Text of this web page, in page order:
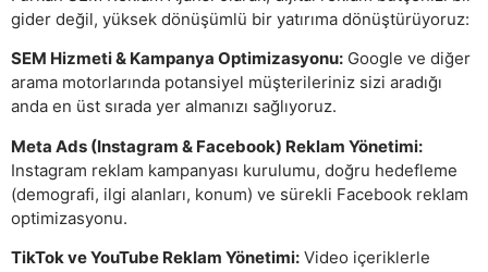
gider değil, yüksek dönüşümlü bir yatırıma dönüştürüyoruz:
SEM Hizmeti & Kampanya Optimizasyonu: Google ve diğer
arama motorlarında potansiyel müşterileriniz sizi aradığı
anda en üst sırada yer almanızı sağlıyoruz.
Meta Ads (Instagram & Facebook) Reklam Yönetimi:
Instagram reklam kampanyası kurulumu, doğru hedefleme
(demografi, ilgi alanları, konum) ve sürekli Facebook reklam
optimizasyonu.
TikTok ve YouTube Reklam Yönetimi: Video içeriklerle